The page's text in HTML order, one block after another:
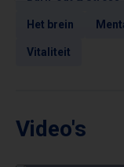
Het brein
Vitaliteit
Video's